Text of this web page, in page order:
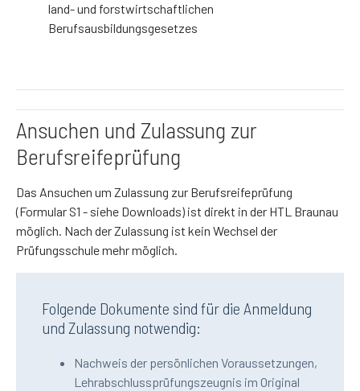
land- und forstwirtschaftlichen
Berufsausbildungsgesetzes
Ansuchen und Zulassung zur
Berufsreifeprüfung
Das Ansuchen um Zulassung zur Berufsreifeprüfung
(Formular S1 - siehe Downloads) ist direkt in der HTL Braunau
möglich. Nach der Zulassung ist kein Wechsel der
Prüfungsschule mehr möglich.
Folgende Dokumente sind für die Anmeldung
und Zulassung notwendig:
Nachweis der persönlichen Voraussetzungen,
Lehrabschlussprüfungszeugnis im Original